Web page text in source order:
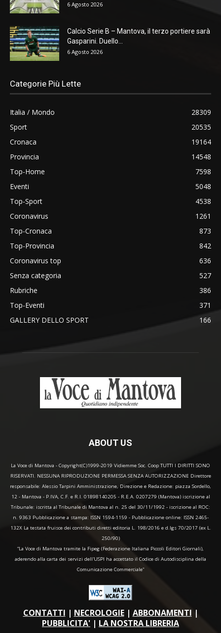
6 Agosto 2026
Calcio Serie B – Mantova, il terzo portiere sarà
Gasparini. Duello...
6 Agosto 2026
Categorie Più Lette
Italia / Mondo
28309
Sport
20535
Cronaca
19164
Provincia
14548
Top-Home
7598
Eventi
5048
Top-Sport
4538
Coronavirus
1261
Top-Cronaca
873
Top-Provincia
842
Coronavirus top
636
Senza categoria
527
Rubriche
386
Top-Eventi
371
GALLERY DELLO SPORT
166
ABOUT US
La Voce di Mantova - Copyright(C)1999-2019 Vidiemme Soc. Coop TUTTI I DIRITTI SONO
RISERVATI. NESSUNA RIPRODUZIONE PERMESSA SENZA AUTORIZZAZIONE Direttore
responsabile: Alessio Tarpini Amministrazione, Direzione e Redazione: piazza Sordello,
12 - Mantova - P.IVA, C.F. e R.I. 01898140205 - R.E.A. 0207279 (Mantova) iscrizione al
Tribunale: iscritta al Tribunale di Mantova al n. 25 del 30/11/1992 - iscrizione al ROC:
n. 9363 Pubblicazione a stampa: ISSN 1594-1159 - Pubblicazione online: ISSN 2465-
132X La testata fruisce dei contributi diretti editoria L. 198/2016 e d.lgs 70/2017 (ex L.
250/90)
“La Voce di Mantova tramite la Fipeg (Federazione Italiana Piccoli Editori Giornali),
aderendo alla carta dei servizi dell'USPI ha accettato il Codice di Autodisciplina della
Comunicazione Commerciale"
CONTATTI | NECROLOGIE| ABBONAMENTI |
PUBBLICITA' | LA NOSTRA LIBRERIA